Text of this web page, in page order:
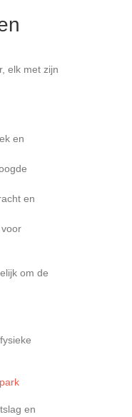
elk met zijn
en
en
om de
en